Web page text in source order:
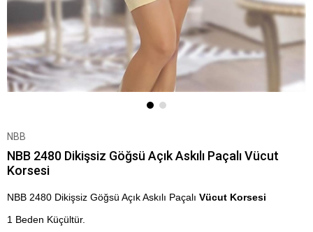
NBB
NBB 2480 Dikişsiz Göğsü Açık Askılı Paçalı Vücut
Korsesi
NBB 2480 Dikişsiz Göğsü Açık Askılı Paçalı Vücut Korsesi
1 Beden Küçültür.